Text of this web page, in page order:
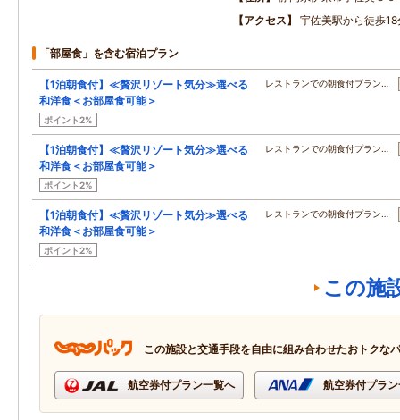
アクセス
宇佐美駅から徒歩18
「部屋食」を含む宿泊プラン
【1泊朝食付】≪贅沢リゾート気分≫選べる
和洋食＜お部屋食可能＞
ポイント2%
レストランでの朝食付プラン…
【1泊朝食付】≪贅沢リゾート気分≫選べる
和洋食＜お部屋食可能＞
ポイント2%
レストランでの朝食付プラン…
【1泊朝食付】≪贅沢リゾート気分≫選べる
和洋食＜お部屋食可能＞
ポイント2%
レストランでの朝食付プラン…
この施
この施設と交通手段を自由に組み合わせたおトクな
航空券付プラン一覧へ 航空券付プラ